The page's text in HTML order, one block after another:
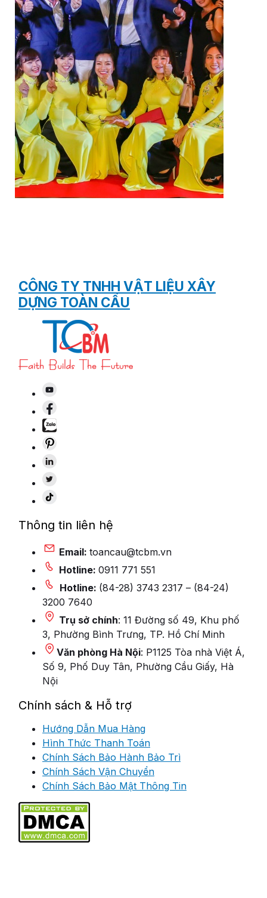
CÔNG TY TNHH VẬT LIỆU XÂY
DỰNG TOÀN CẦU
Thông tin liên hệ
Email: toancau@tcbm.vn
Hotline: 0911 771 551
Hotline: (84-28) 3743 2317 – (84-24)
3200 7640
Trụ sở chính: 11 Đường số 49, Khu phố
3, Phường Bình Trưng, TP. Hồ Chí Minh
Văn phòng Hà Nội: P1125 Tòa nhà Việt Á,
Số 9, Phố Duy Tân, Phường Cầu Giấy, Hà
Nội
Chính sách & Hỗ trợ
Hướng Dẫn Mua Hàng
Hình Thức Thanh Toán
Chính Sách Bảo Hành Bảo Trì
Chính Sách Vận Chuyển
Chính Sách Bảo Mật Thông Tin